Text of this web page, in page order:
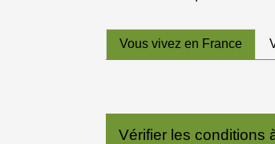
Vous vivez en France
Vérifier les conditions